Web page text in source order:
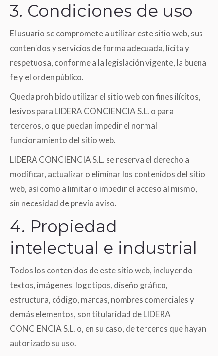
3. Condiciones de uso
El usuario se compromete a utilizar este sitio web, sus
contenidos y servicios de forma adecuada, lícita y
respetuosa, conforme a la legislación vigente, la buena
fe y el orden público.
Queda prohibido utilizar el sitio web con fines ilícitos,
lesivos para LIDERA CONCIENCIA S.L. o para
terceros, o que puedan impedir el normal
funcionamiento del sitio web.
LIDERA CONCIENCIA S.L. se reserva el derecho a
modificar, actualizar o eliminar los contenidos del sitio
web, así como a limitar o impedir el acceso al mismo,
sin necesidad de previo aviso.
4. Propiedad
intelectual e industrial
Todos los contenidos de este sitio web, incluyendo
textos, imágenes, logotipos, diseño gráfico,
estructura, código, marcas, nombres comerciales y
demás elementos, son titularidad de LIDERA
CONCIENCIA S.L. o, en su caso, de terceros que hayan
autorizado su uso.